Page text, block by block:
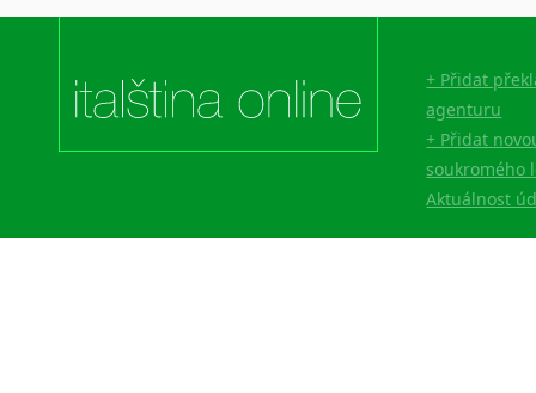
+ Přidat
agenturu
+ Přidat
soukromého
Aktuálnost